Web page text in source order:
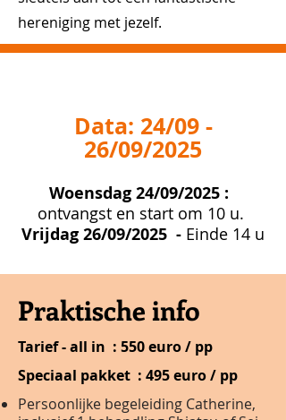
hereniging met jezelf.
Data: 24/09 -
26/09/2025
Woensdag 24/09/2025 :
ontvangst en start om 10 u.
Vrijdag 26/09/2025 - Einde 14 u
Praktische info
Tarief - all in : 550 euro / pp
Speciaal pakket : 495 euro / pp
Persoonlijke begeleiding Catherine,